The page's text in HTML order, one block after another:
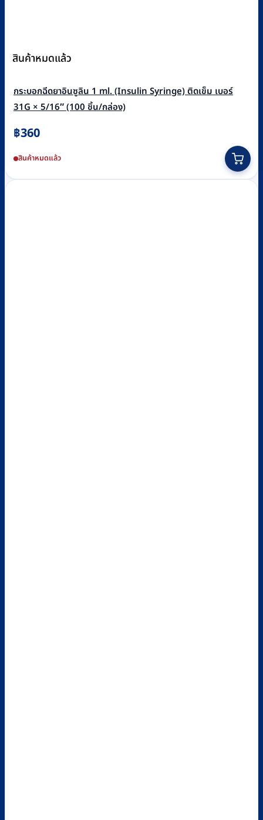
สินค้าหมดแล้ว
กระบอกฉีดยาอินซูลิน 1 ml. (Insulin Syringe) ติดเข็ม เบอร์
31G × 5/16″ (100 ชิ้น/กล่อง)
฿360
สินค้าหมดแล้ว